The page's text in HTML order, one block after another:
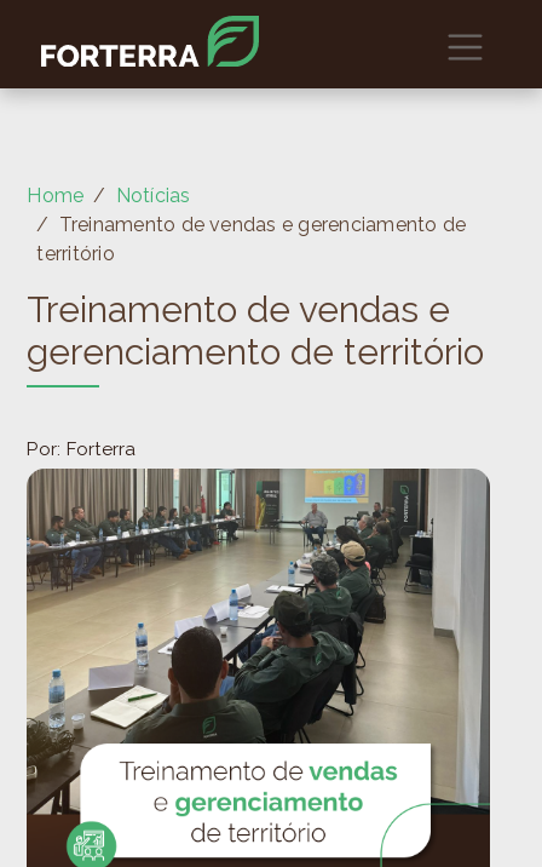
Home
Notícias
Treinamento de vendas e gerenciamento de
território
Treinamento de vendas e
gerenciamento de território
Por: Forterra